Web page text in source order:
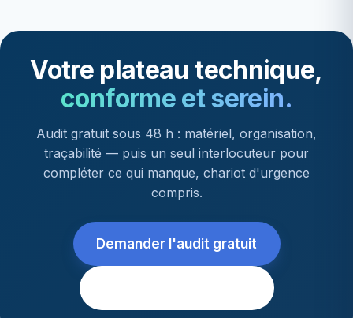
Votre plateau technique,
conforme et serein.
Audit gratuit sous 48 h : matériel, organisation,
traçabilité — puis un seul interlocuteur pour
compléter ce qui manque, chariot d'urgence
compris.
Demander l'audit gratuit